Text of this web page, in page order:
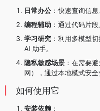
日常办公 ：快速查询信
编程辅助 ：通过代码片
学习研究 ：利用多模型
AI 助手。
隐私敏感场景 ：在需要
网），通过本地模式安全
如何使用它
安装依赖 ：